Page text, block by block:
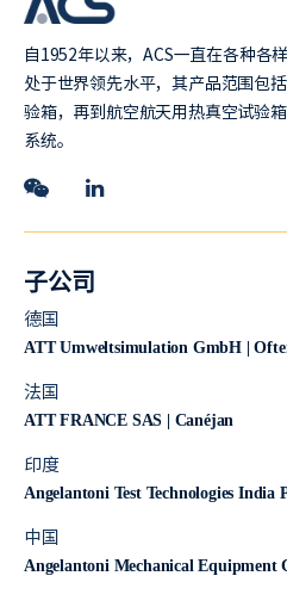
自1952年以来，ACS一直在各种各
处于世界领先水平，其产品范围包
验箱，再到航空航天用热真空试验
系统。
子公司
德国
ATT Umweltsimulation GmbH |
法国
ATT FRANCE SAS | Canéjan
印度
Angelantoni Test Technologies India
中国
Angelantoni Mechanical Equipment